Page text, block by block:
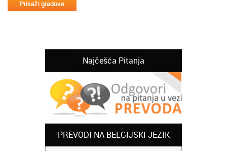
Najčešća Pitanja
PREVODI NA BELGIJSKI JEZIK